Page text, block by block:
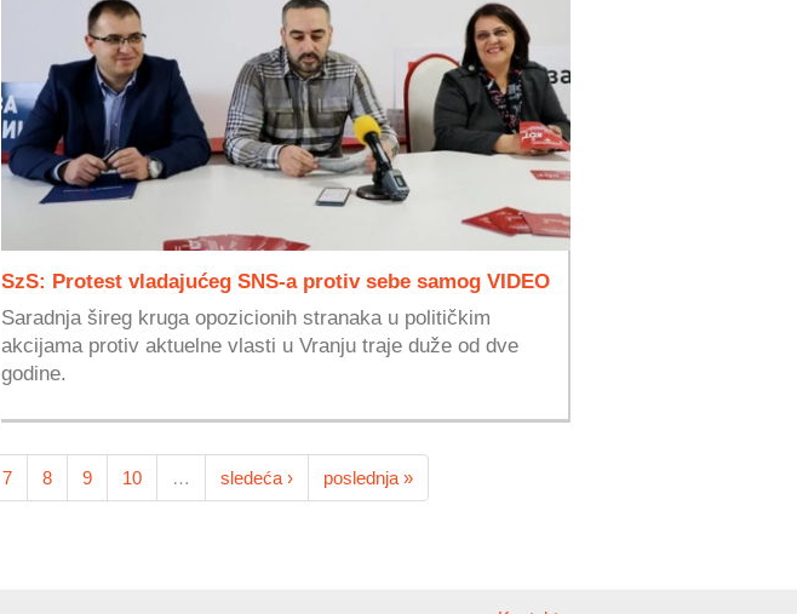
SzS: Protest vladajućeg SNS-a protiv sebe samog VIDEO
Saradnja šireg kruga opozicionih stranaka u političkim
akcijama protiv aktuelne vlasti u Vranju traje duže od dve
godine.
7 8 9 10 … sledeća › poslednja »